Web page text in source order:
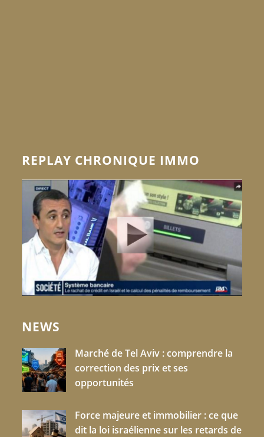
REPLAY CHRONIQUE IMMO
NEWS
Marché de Tel Aviv : comprendre la
correction des prix et ses
opportunités
Force majeure et immobilier : ce que
dit la loi israélienne sur les retards de